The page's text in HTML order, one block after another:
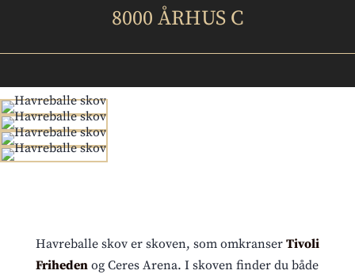
8000 ÅRHUS C
Havreballe skov er skoven, som omkranser Tivoli
Frihedenog Ceres Arena. I skoven finder du både